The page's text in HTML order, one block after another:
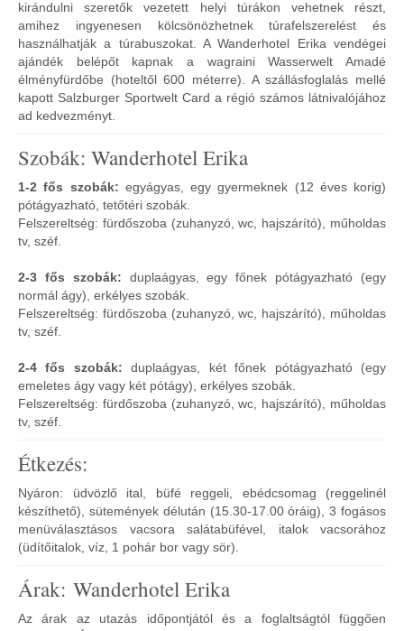
kirándulni szeretők vezetett helyi túrákon vehetnek részt,
amihez ingyenesen kölcsönözhetnek túrafelszerelést és
használhatják a túrabuszokat. A Wanderhotel Erika vendégei
ajándék belépőt kapnak a wagraini Wasserwelt Amadé
élményfürdőbe (hoteltől 600 méterre). A szállásfoglalás mellé
kapott Salzburger Sportwelt Card a régió számos látnivalójához
ad kedvezményt.
Szobák: Wanderhotel Erika
1-2 fős szobák: egyágyas, egy gyermeknek (12 éves korig)
pótágyazható, tetőtéri szobák.
Felszereltség: fürdőszoba (zuhanyzó, wc, hajszárító), műholdas
tv, széf.
2-3 fős szobák: duplaágyas, egy főnek pótágyazható (egy
normál ágy), erkélyes szobák.
Felszereltség: fürdőszoba (zuhanyzó, wc, hajszárító), műholdas
tv, széf.
2-4 fős szobák: duplaágyas, két főnek pótágyazható (egy
emeletes ágy vagy két pótágy), erkélyes szobák.
Felszereltség: fürdőszoba (zuhanyzó, wc, hajszárító), műholdas
tv, széf.
Étkezés:
Nyáron: üdvözlő ital, büfé reggeli, ebédcsomag (reggelinél
készíthető), sütemények délután (15.30-17.00 óráig), 3 fogásos
menüválasztásos vacsora salátabüfével, italok vacsorához
(üdítőitalok, víz, 1 pohár bor vagy sör).
Árak: Wanderhotel Erika
Az árak az utazás időpontjától és a foglaltságtól függően